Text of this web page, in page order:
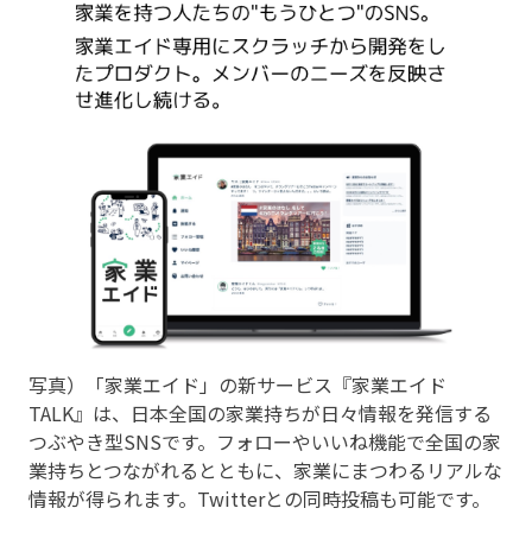
写真）「家業エイド」の新サービス『家業エイド
TALK』は、日本全国の家業持ちが日々情報を発信する
つぶやき型SNSです。フォローやいいね機能で全国の家
業持ちとつながれるとともに、家業にまつわるリアルな
情報が得られます。Twitterとの同時投稿も可能です。